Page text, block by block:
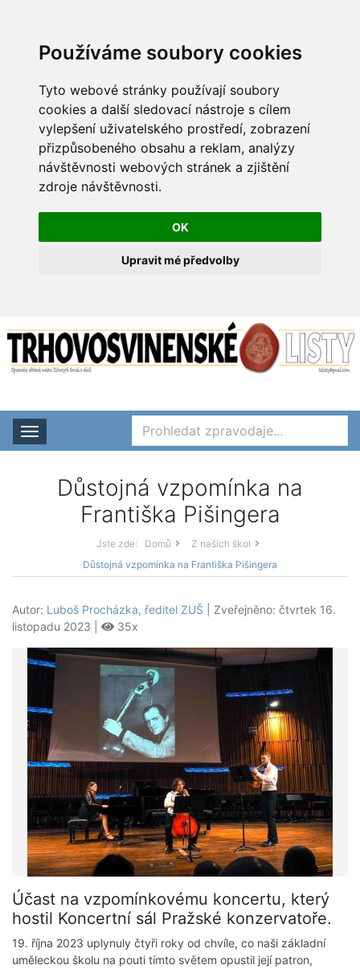
Používáme soubory cookies
Tyto webové stránky používají soubory
cookies a další sledovací nástroje s cílem
vylepšení uživatelského prostředí, zobrazení
přizpůsobeného obsahu a reklam, analýzy
návštěvnosti webových stránek a zjištění
zdroje návštěvnosti.
OK
Upravit mé předvolby
Rozbalit nabídku
Důstojná vzpomínka na
Františka Pišingera
Jste zde: Domů
Z našich škol
Důstojná vzpomínka na Františka Pišingera
Autor: Luboš Procházka, ředitel ZUŠ | Zveřejněno: čtvrtek 16.
listopadu 2023 |
35x
Účast na vzpomínkovému koncertu, který
hostil Koncertní sál Pražské konzervatoře.
19. října 2023 uplynuly čtyři roky od chvíle, co naši základní
uměleckou školu na pouti tímto světem opustil její patron,